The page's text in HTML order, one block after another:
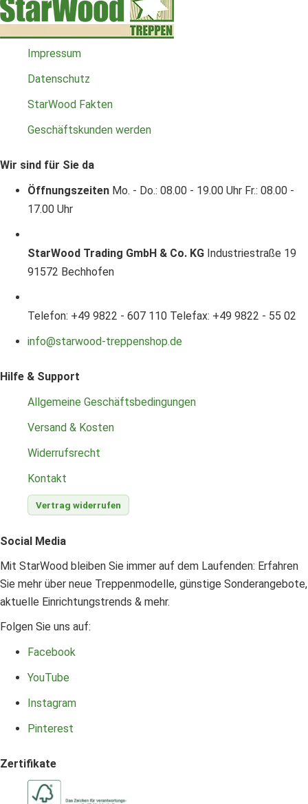
Impressum
Datenschutz
StarWood Fakten
Geschäftskunden werden
Wir sind für Sie da
Öffnungszeiten Mo. - Do.: 08.00 - 19.00 Uhr Fr.: 08.00 -
17.00 Uhr
StarWood Trading GmbH & Co. KG Industriestraße 19
91572 Bechhofen
Telefon: +49 9822 - 607 110 Telefax: +49 9822 - 55 02
info@starwood-treppenshop.de
Hilfe & Support
Allgemeine Geschäftsbedingungen
Versand & Kosten
Widerrufsrecht
Kontakt
Vertrag widerrufen
Social Media
Mit StarWood bleiben Sie immer auf dem Laufenden: Erfahren
Sie mehr über neue Treppenmodelle, günstige Sonderangebote,
aktuelle Einrichtungstrends & mehr.
Folgen Sie uns auf:
Facebook
YouTube
Instagram
Pinterest
Zertifikate